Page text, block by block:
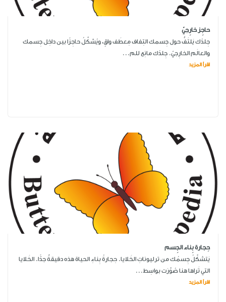
حاجِز خارِجيّ
جِلدُك يَلتَفُّ حول جِسمك التِفاف مِعطَف واقٍ، ويُشكِّلُ حاجِزًا بين داخِل جِسمك
والعالَم الخارِجيّ. جِلدُك مانِع للم...
اقرأ المزيد
حِجارة بِناء الجِسم
يَتشكَّلُ جِسمُك من ترليوناتِ الخَلايا. حِجارةُ بِناءِ الحياة هذه دقيقةٌ جدًّا. الخَلايا
التي تَراها هنا صُوِّرَت بواسِط...
اقرأ المزيد